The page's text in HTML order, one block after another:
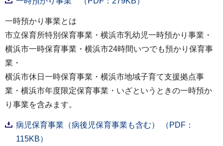
一時預かり事業とは
市立保育所特別保育事業・横浜市乳幼児一時預かり事業・
横浜市一時保育事業・横浜市24時間いつでも預かり保育事
業・
横浜市休日一時保育事業・横浜市地域子育て支援拠点事
業・横浜市年度限定保育事業・いざというときの一時預か
り事業を含みます。
病児保育事業（病後児保育事業も含む） （PDF：
115KB）